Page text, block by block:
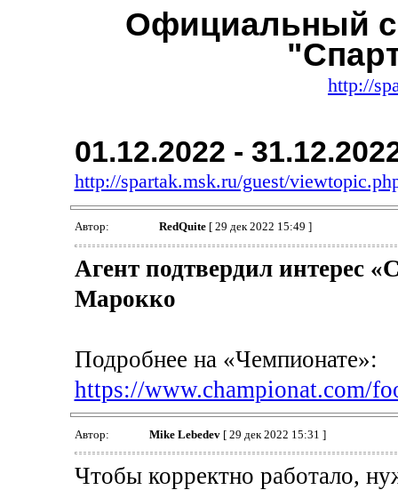
Официальный
http://
01.12.2022 -
http://spartak.msk.ru/guest/
Автор: RedQuite[ 29 дек 2022 15:49 ]
Агент подтвердил интерес
Марокко
Подробнее на «Чемпионате»:
https://www.championat.com/
Автор: Mike Lebedev[ 29 дек 2022 15:31 ]
Чтобы корректно работало,